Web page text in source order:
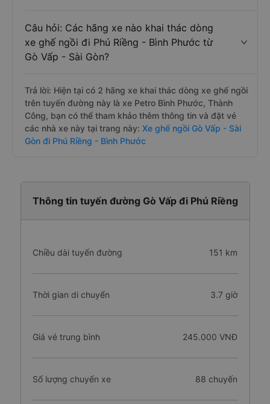
Câu hỏi: Các hãng xe nào khai thác dòng
xe ghế ngồi đi Phú Riềng - Bình Phước từ
Gò Vấp - Sài Gòn?
Trả lời: Hiện tại có 2 hãng xe khai thác dòng xe ghế ngồi
trên tuyến đường này là xe Petro Bình Phước, Thành
Công, bạn có thể tham khảo thêm thông tin và đặt vé
các nhà xe này tại trang này: Xe ghế ngồi Gò Vấp - Sài
Gòn đi Phú Riềng - Bình Phước
Thông tin tuyến đường Gò Vấp đi Phú Riềng
Chiều dài tuyến đường 151 km
Thời gian di chuyển 3.7 giờ
Giá vé trung bình 245.000 VNĐ
Số lượng chuyến xe 88 chuyến